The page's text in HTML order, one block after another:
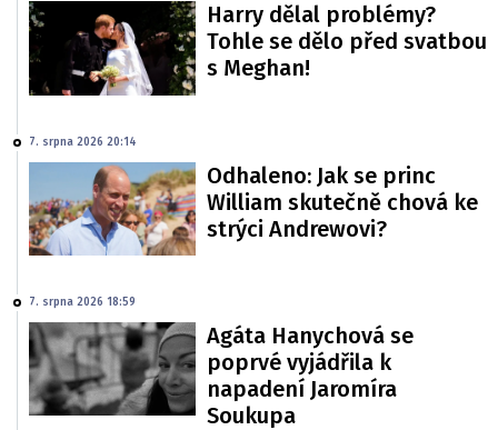
Harry dělal problémy?
Tohle se dělo před svatbou
s Meghan!
7. srpna 2026 20:14
Odhaleno: Jak se princ
William skutečně chová ke
strýci Andrewovi?
7. srpna 2026 18:59
Agáta Hanychová se
poprvé vyjádřila k
napadení Jaromíra
Soukupa